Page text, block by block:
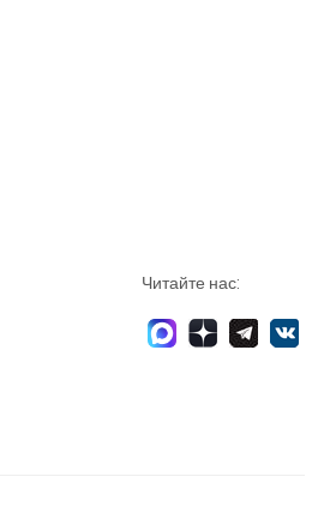
Читайте нас: